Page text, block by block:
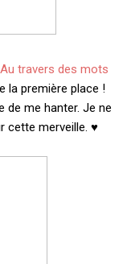
Au travers des mots
la première place !
de me hanter. Je ne
cette merveille. ♥